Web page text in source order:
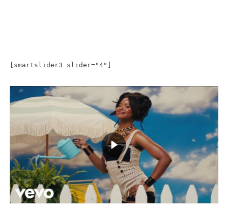
[smartslider3 slider="4"]